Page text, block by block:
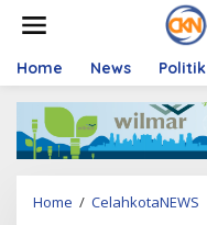
t
Home News Politik
Home / CelahkotaNEWS